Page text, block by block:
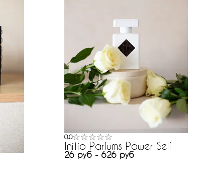
0.0
Initio Parfums Power Self
26 руб - 626 руб